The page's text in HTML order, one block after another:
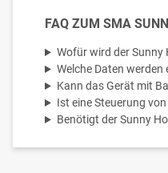
FAQ ZUM SMA
Wofür wird der Sunny
Welche Daten werden
Kann das Gerät mit
Ist eine Steuerung
Benötigt der Sunny